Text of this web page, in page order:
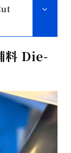
料 Die-